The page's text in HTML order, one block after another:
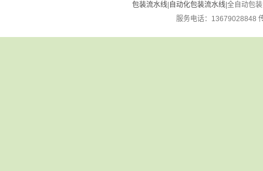
包装流水线 自动化包装流水线 |全自动包
服务电话：13679028848